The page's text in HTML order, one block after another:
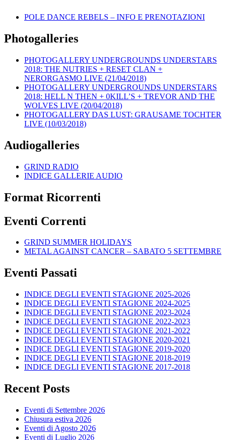
POLE DANCE REBELS – INFO E PRENOTAZIONI
Photogalleries
PHOTOGALLERY UNDERGROUNDS UNDERSTARS
2018: THE NUTRIES + RESET CLAN +
NERORGASMO LIVE (21/04/2018)
PHOTOGALLERY UNDERGROUNDS UNDERSTARS
2018: HELL N THEN + 0KILL’S + TREVOR AND THE
WOLVES LIVE (20/04/2018)
PHOTOGALLERY DAS LUST: GRAUSAME TOCHTER
LIVE (10/03/2018)
Audiogalleries
GRIND RADIO
INDICE GALLERIE AUDIO
Format Ricorrenti
Eventi Correnti
GRIND SUMMER HOLIDAYS
METAL AGAINST CANCER – SABATO 5 SETTEMBRE
Eventi Passati
INDICE DEGLI EVENTI STAGIONE 2025-2026
INDICE DEGLI EVENTI STAGIONE 2024-2025
INDICE DEGLI EVENTI STAGIONE 2023-2024
INDICE DEGLI EVENTI STAGIONE 2022-2023
INDICE DEGLI EVENTI STAGIONE 2021-2022
INDICE DEGLI EVENTI STAGIONE 2020-2021
INDICE DEGLI EVENTI STAGIONE 2019-2020
INDICE DEGLI EVENTI STAGIONE 2018-2019
INDICE DEGLI EVENTI STAGIONE 2017-2018
Recent Posts
Eventi di Settembre 2026
Chiusura estiva 2026
Eventi di Agosto 2026
Eventi di Luglio 2026